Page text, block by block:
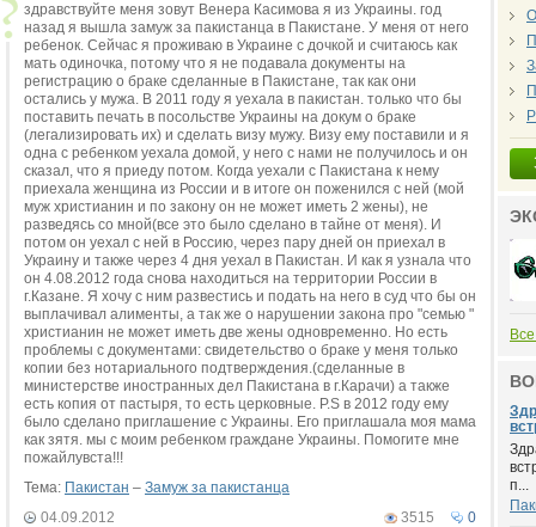
здравствуйте меня зовут Венера Касимова я из Украины. год
назад я вышла замуж за пакистанца в Пакистане. У меня от него
ребенок. Сейчас я проживаю в Украине с дочкой и считаюсь как
мать одиночка, потому что я не подавала документы на
регистрацию о браке сделанные в Пакистане, так как они
остались у мужа. В 2011 году я уехала в пакистан. только что бы
поставить печать в посольстве Украины на докум о браке
(легализировать их) и сделать визу мужу. Визу ему поставили и я
одна с ребенком уехала домой, у него с нами не получилось и он
сказал, что я приеду потом. Когда уехали с Пакистана к нему
приехала женщина из России и в итоге он поженился с ней (мой
муж христианин и по закону он не может иметь 2 жены), не
разведясь со мной(все это было сделано в тайне от меня). И
потом он уехал с ней в Россию, через пару дней он приехал в
Украину и также через 4 дня уехал в Пакистан. И как я узнала что
он 4.08.2012 года снова находиться на территории России в
г.Казане. Я хочу с ним развестись и подать на него в суд что бы он
выплачивал алименты, а так же о нарушении закона про "семью "
христианин не может иметь две жены одновременно. Но есть
проблемы с документами: свидетельство о браке у меня только
копии без нотариального подтверждения.(сделанные в
министерстве иностранных дел Пакистана в г.Карачи) а также
есть копия от пастыря, то есть церковные. P.S в 2012 году ему
было сделано приглашение с Украины. Его приглашала моя мама
как зятя. мы с моим ребенком граждане Украины. Помогите мне
пожайлувста!!!
Тема: Пакистан – Замуж за пакистанца
0
3515
04.09.2012
п...